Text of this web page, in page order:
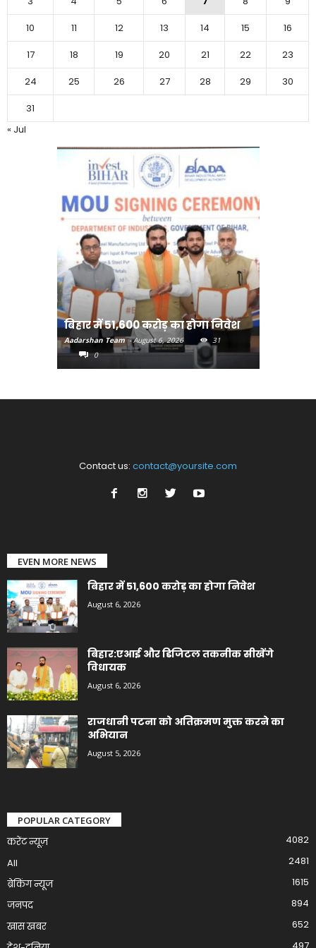
10
11 12 13 14 15
16
17
18 19 20 21 22
23
24
25 26 27 28 29
30
31
« Jul
बिहार में 51,600 करोड़ का होगा निवेश
Aadarshan Team - August 6, 2026
31
0
Contact us: contact@yoursite.com
EVEN MORE NEWS
बिहार में 51,600 करोड़ का होगा निवेश
August 6, 2026
बिहार:एआई और डिजिटल तकनीक सीखेंगे
विधायक
August 6, 2026
राजधानी पटना को अतिक्रमण मुक्त करने का
अभियान
August 5, 2026
POPULAR CATEGORY
करेंट न्यूज़
4082
All
2481
ब्रेकिंग न्यूज
1615
जनपद
894
खास खबर
652